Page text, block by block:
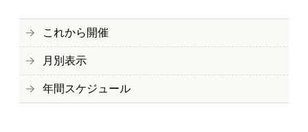
これから開催
月別表示
年間スケジュール